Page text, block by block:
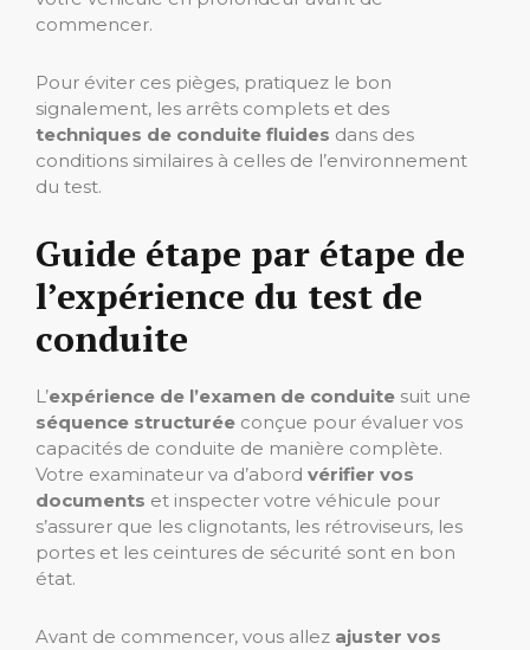
commencer.
Pour éviter ces pièges, pratiquez le bon
signalement, les arrêts complets et des
techniques de conduite fluides dans des
conditions similaires à celles de l’environnement
du test.
Guide étape par étape de
l’expérience du test de
conduite
L’expérience de l’examen de conduite suit une
séquence structurée conçue pour évaluer vos
capacités de conduite de manière complète.
Votre examinateur va d’abord vérifier vos
documents et inspecter votre véhicule pour
s’assurer que les clignotants, les rétroviseurs, les
portes et les ceintures de sécurité sont en bon
état.
Avant de commencer, vous allez ajuster vos